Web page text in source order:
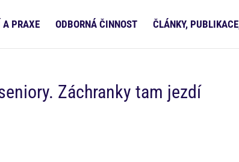
PRAXE ODBORNÁ ČINNOST ČLÁNKY,
Záchranky tam jezdí